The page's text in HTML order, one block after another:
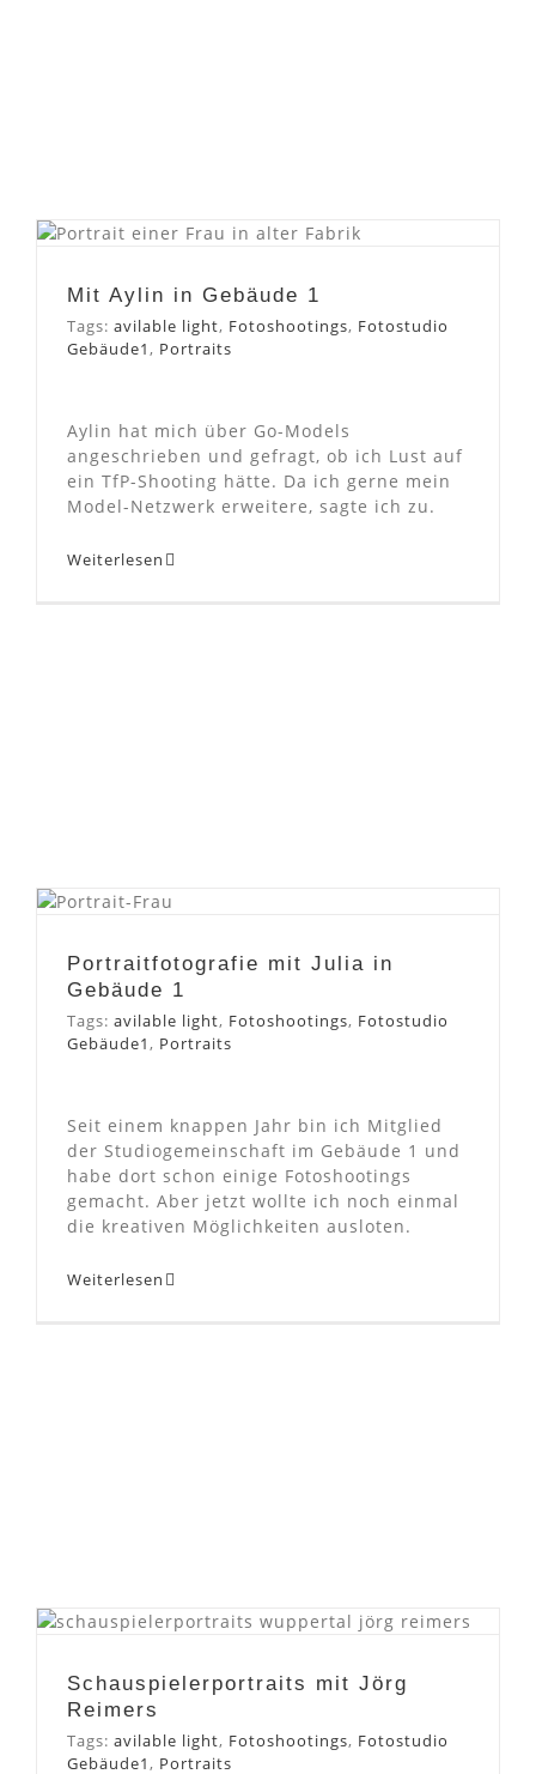
Mit Aylin in Gebäude 1
Mit Aylin in Gebäude 1
Tags: avilable light, Fotoshootings, Fotostudio
Gebäude1, Portraits
Aylin hat mich über Go-Models
angeschrieben und gefragt, ob ich Lust auf
ein TfP-Shooting hätte. Da ich gerne mein
Model-Netzwerk erweitere, sagte ich zu.
Weiterlesen
Portraitfotografie mit Julia in
Gebäude 1
Tags: avilable light, Fotoshootings, Fotostudio
Gebäude1, Portraits
Seit einem knappen Jahr bin ich Mitglied
der Studiogemeinschaft im Gebäude 1 und
habe dort schon einige Fotoshootings
gemacht. Aber jetzt wollte ich noch einmal
die kreativen Möglichkeiten ausloten.
Weiterlesen
Schauspielerportraits mit Jörg
Reimers
Tags: avilable light, Fotoshootings, Fotostudio
Gebäude1, Portraits